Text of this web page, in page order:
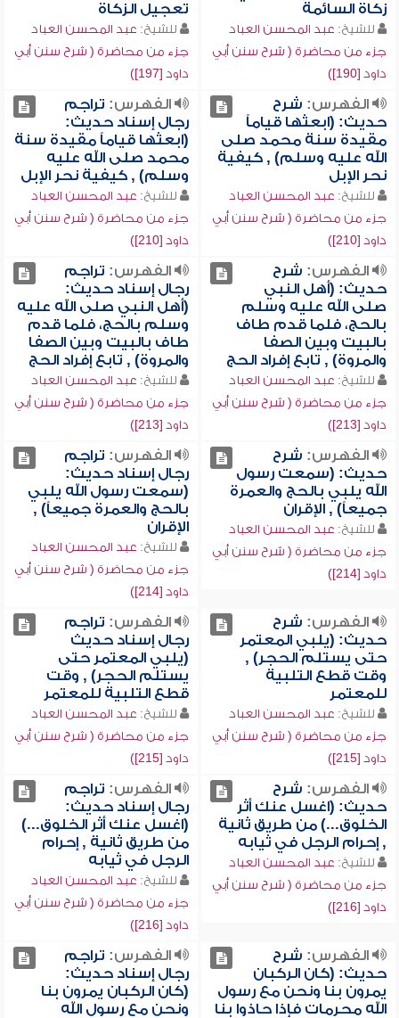
زكاة السائمة
للشيخ: عبد المحسن العباد
جزء من محاضرة ( شرح سنن أبي
داود [190])
تعجيل الزكاة
للشيخ: عبد المحسن العباد
جزء من محاضرة ( شرح سنن أبي
داود [197])
الفهرس: شرح
حديث: (ابعثها قياماً
مقيدة سنة محمد صلى
الله عليه وسلم) , كيفية
نحر الإبل
للشيخ: عبد المحسن العباد
جزء من محاضرة ( شرح سنن أبي
داود [210])
الفهرس: تراجم
رجال إسناد حديث:
(ابعثها قياماً مقيدة سنة
محمد صلى الله عليه
وسلم) , كيفية نحر الإبل
للشيخ: عبد المحسن العباد
جزء من محاضرة ( شرح سنن أبي
داود [210])
الفهرس: شرح
حديث: (أهل النبي
صلى الله عليه وسلم
بالحج، فلما قدم طاف
بالبيت وبين الصفا
والمروة) , تابع إفراد الحج
للشيخ: عبد المحسن العباد
جزء من محاضرة ( شرح سنن أبي
داود [213])
الفهرس: تراجم
رجال إسناد حديث:
(أهل النبي صلى الله عليه
وسلم بالحج، فلما قدم
طاف بالبيت وبين الصفا
والمروة) , تابع إفراد الحج
للشيخ: عبد المحسن العباد
جزء من محاضرة ( شرح سنن أبي
داود [213])
الفهرس: شرح
حديث: (سمعت رسول
الله يلبي بالحج والعمرة
جميعاً) , الإقران
للشيخ: عبد المحسن العباد
جزء من محاضرة ( شرح سنن أبي
داود [214])
الفهرس: تراجم
رجال إسناد حديث:
(سمعت رسول الله يلبي
بالحج والعمرة جميعاً) ,
الإقران
للشيخ: عبد المحسن العباد
جزء من محاضرة ( شرح سنن أبي
داود [214])
الفهرس: شرح
حديث: (يلبي المعتمر
حتى يستلم الحجر) ,
وقت قطع التلبية
للمعتمر
للشيخ: عبد المحسن العباد
جزء من محاضرة ( شرح سنن أبي
داود [215])
الفهرس: تراجم
رجال إسناد حديث
(يلبي المعتمر حتى
يستلم الحجر) , وقت
قطع التلبية للمعتمر
للشيخ: عبد المحسن العباد
جزء من محاضرة ( شرح سنن أبي
داود [215])
الفهرس: شرح
حديث: (اغسل عنك أثر
الخلوق...) من طريق ثانية
, إحرام الرجل في ثيابه
للشيخ: عبد المحسن العباد
جزء من محاضرة ( شرح سنن أبي
داود [216])
الفهرس: تراجم
رجال إسناد حديث:
(اغسل عنك أثر الخلوق...)
من طريق ثانية , إحرام
الرجل في ثيابه
للشيخ: عبد المحسن العباد
جزء من محاضرة ( شرح سنن أبي
داود [216])
الفهرس: شرح
حديث: (كان الركبان
يمرون بنا ونحن مع رسول
الله محرمات فإذا حاذوا بنا
الفهرس: تراجم
رجال إسناد حديث:
(كان الركبان يمرون بنا
ونحن مع رسول الله